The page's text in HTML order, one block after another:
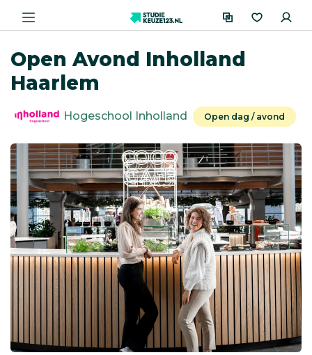
Open Avond Inholland
Haarlem
Hogeschool Inholland Open dag / avond